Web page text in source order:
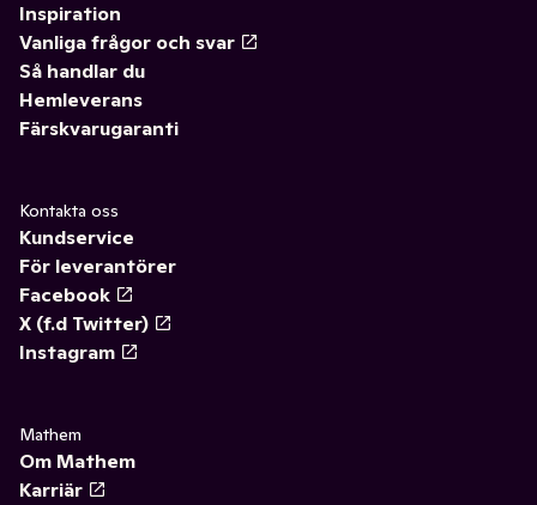
Inspiration
Vanliga frågor och svar
Så handlar du
Hemleverans
Färskvarugaranti
Kontakta oss
Kundservice
För leverantörer
Facebook
X (f.d Twitter)
Instagram
Mathem
Om Mathem
Karriär